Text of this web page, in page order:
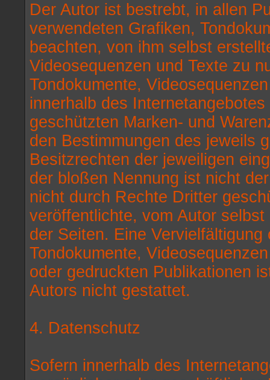
Der Autor ist bestrebt, in allen
verwendeten Grafiken,
beachten, von ihm selbst
Videosequenzen und Texte zu
Tondokumente,
innerhalb des
geschützten Marken- und
den Bestimmungen des jeweils
Besitzrechten der jeweiligen
der bloßen Nennung ist nicht
nicht durch Rechte Dritter
veröffentlichte, vom Autor
der Seiten. Eine
Tondokumente,
oder gedruckten Publikationen
Autors nicht gestattet.
4. Datenschutz
Sofern innerhalb des